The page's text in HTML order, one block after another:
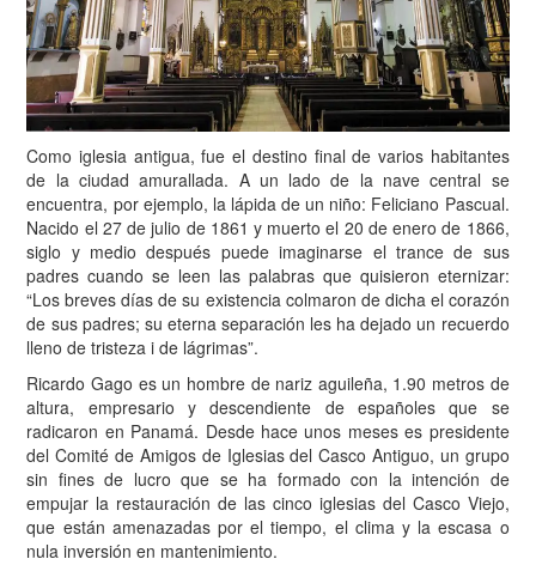
Como iglesia antigua, fue el destino final de varios habitantes
de la ciudad amurallada. A un lado de la nave central se
encuentra, por ejemplo, la lápida de un niño: Feliciano Pascual.
Nacido el 27 de julio de 1861 y muerto el 20 de enero de 1866,
siglo y medio después puede imaginarse el trance de sus
padres cuando se leen las palabras que quisieron eternizar:
“Los breves días de su existencia colmaron de dicha el corazón
de sus padres; su eterna separación les ha dejado un recuerdo
lleno de tristeza i de lágrimas”.
Ricardo Gago es un hombre de nariz aguileña, 1.90 metros de
altura, empresario y descendiente de españoles que se
radicaron en Panamá. Desde hace unos meses es presidente
del Comité de Amigos de Iglesias del Casco Antiguo, un grupo
sin fines de lucro que se ha formado con la intención de
empujar la restauración de las cinco iglesias del Casco Viejo,
que están amenazadas por el tiempo, el clima y la escasa o
nula inversión en mantenimiento.